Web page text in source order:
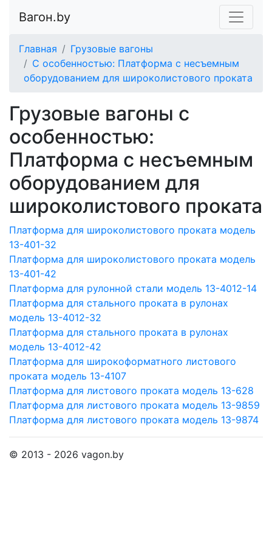
Вагон.by
Главная
Грузовые вагоны
С особенностью: Платформа с несъемным
оборудованием для широколистового проката
Грузовые вагоны с
особенностью:
Платформа с несъемным
оборудованием для
широколистового проката
Платформа для широколистового проката модель
13-401-32
Платформа для широколистового проката модель
13-401-42
Платформа для рулонной стали модель 13-4012-14
Платформа для стального проката в рулонах
модель 13-4012-32
Платформа для стального проката в рулонах
модель 13-4012-42
Платформа для широкоформатного листового
проката модель 13-4107
Платформа для листового проката модель 13-628
Платформа для листового проката модель 13-9859
Платформа для листового проката модель 13-9874
© 2013 - 2026 vagon.by